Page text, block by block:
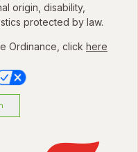
origin, disability,
protected by law.
Ordinance, click here